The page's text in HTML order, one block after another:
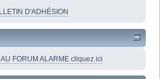
D'ADHÉSION
FORUM ALARME cliquez ici